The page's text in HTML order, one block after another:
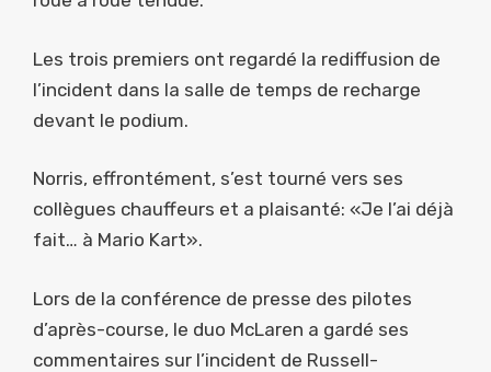
Les trois premiers ont regardé la rediffusion de
l’incident dans la salle de temps de recharge
devant le podium.
Norris, effrontément, s’est tourné vers ses
collègues chauffeurs et a plaisanté: «Je l’ai déjà
fait… à Mario Kart».
Lors de la conférence de presse des pilotes
d’après-course, le duo McLaren a gardé ses
commentaires sur l’incident de Russell-